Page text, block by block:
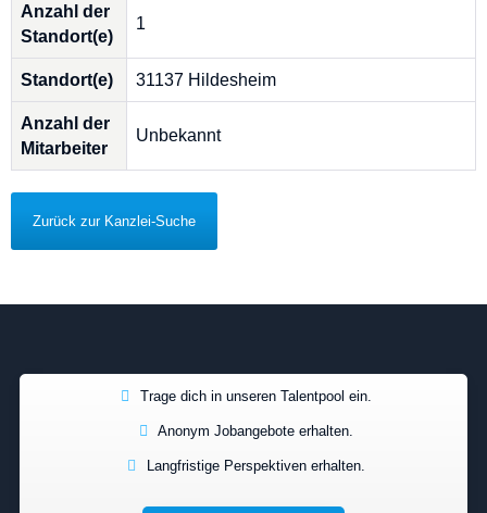
Anzahl der
Standort(e)
1
Standort(e) 31137 Hildesheim
Anzahl der
Mitarbeiter
Unbekannt
Zurück zur Kanzlei-Suche
Trage dich in unseren Talentpool ein.
Anonym Jobangebote erhalten.
Langfristige Perspektiven erhalten.